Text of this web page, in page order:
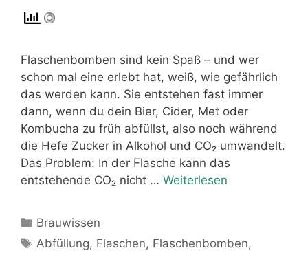
Flaschenbomben sind kein Spaß – und wer
schon mal eine erlebt hat, weiß, wie gefährlich
das werden kann. Sie entstehen fast immer
dann, wenn du dein Bier, Cider, Met oder
Kombucha zu früh abfüllst, also noch während
die Hefe Zucker in Alkohol und CO₂ umwandelt.
Das Problem: In der Flasche kann das
entstehende CO₂ nicht … Weiterlesen
Kategorien
Brauwissen
Schlagwörter
Abfüllung, Flaschen, Flaschenbomben,